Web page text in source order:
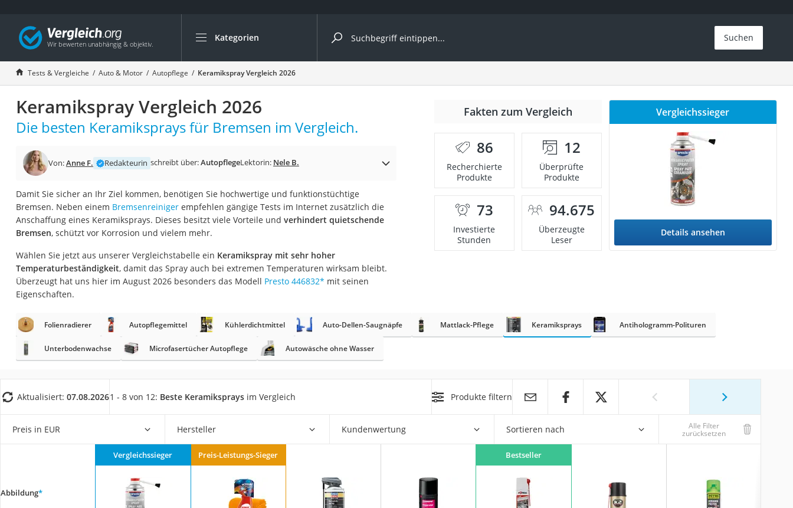
Kategorien
Die beliebtesten Vergleiche nach Kategorie
Auto & Motor
Fahrradträger-Anhängerkupplung (4 Fahrräder)
Fahrradträger
Fahrradträger (Anhängerkupplung)
Benzinkanister (20 l)
Fahrradträger E-Bike
Benzinkanister
Marderschreck
Wagenheber 3t
AGM-Batterie Wohnmobil
Sommerreifen 205/55 R16
Autobatterie-Ladegerät
Felgenbaum
Diesel-Additiv
Wagenheber
Service
Suchen
Tests & Vergleiche Auto & Motor Autopflege Keramikspray Vergleich 2026
Keramikspray Vergleich 2026
Die besten Keramiksprays für Bremsen im Vergleich.
Von:Anne F. Redakteurin schreibt über:AutopflegeLektorin: Nele B.
Damit Sie sicher an Ihr Ziel kommen, benötigen Sie hochwertige und funktionstüchtige
Bremsen. Neben einem Bremsenreinigerempfehlen gängige Tests im Internet zusätzlich die
Anschaffung eines Keramiksprays. Dieses besitzt viele Vorteile und verhindert quietschende
Bremsen, schützt vor Korrosion und vielem mehr.
Wählen Sie jetzt aus unserer Vergleichstabelle ein Keramikspray mit sehr hoher
Temperaturbeständigkeit, damit das Spray auch bei extremen Temperaturen wirksam bleibt.
Überzeugt hat uns hier im August 2026 besonders das Modell Presto 446832* mit seinen
Eigenschaften.
Fakten zum Vergleich
86
Recherchierte
Produkte
12
Überprüfte
Produkte
73
Investierte
Stunden
94.675
Überzeugte
Leser
Vergleichssieger
Details ansehen
Folienradierer Autopflegemittel Kühlerdichtmittel Auto-Dellen-Saugnäpfe Mattlack-Pflege Keramiksprays Antihologramm-Polituren
Unterbodenwachse Microfasertücher Autopflege Autowäsche ohne Wasser
Aktualisiert: 07.08.20261 - 8 von 12: Beste Keramiksprays im Vergleich Produkte filtern
Preis in EUR Hersteller Kundenwertung Sortieren nach Alle Filter
zurücksetzen
Abbildung*
Vergleichssieger Preis-Leistungs-Sieger Bestseller